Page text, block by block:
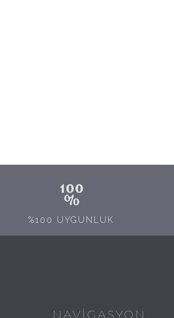
%100 UYGUNLUK
NAVİGASYON